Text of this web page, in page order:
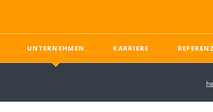
UNTERNEHMEN
News - Neuigkeiten aus dem Sportplatzbau
KARRIERE
Ausbildung im Sportplatzbau
Naturrasen
Rasen
Drainage